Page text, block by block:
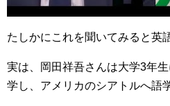
たしかにこれを聞いてみると英
実は、岡田祥吾さんは大学3年
学し、アメリカのシアトルへ語